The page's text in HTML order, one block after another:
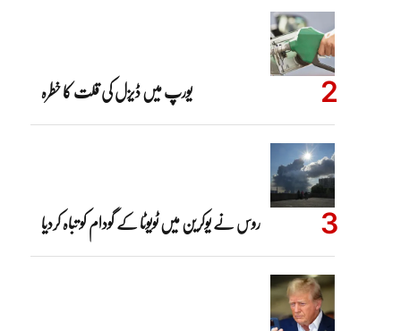
یورپ میں ڈیزل کی قلت کا خطرہ
روس نے یوکرین میں ٹویوٹا کے گودام کو تباہ کردیا